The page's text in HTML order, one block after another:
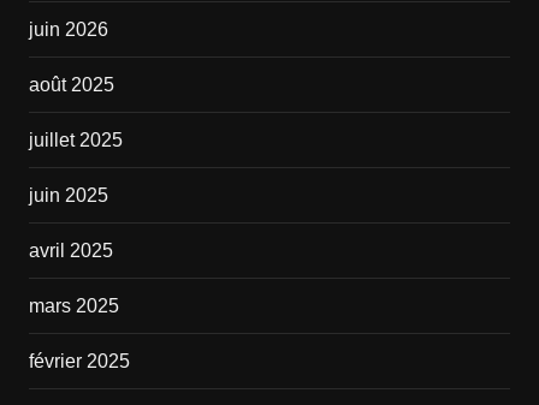
juin 2026
août 2025
juillet 2025
juin 2025
avril 2025
mars 2025
février 2025